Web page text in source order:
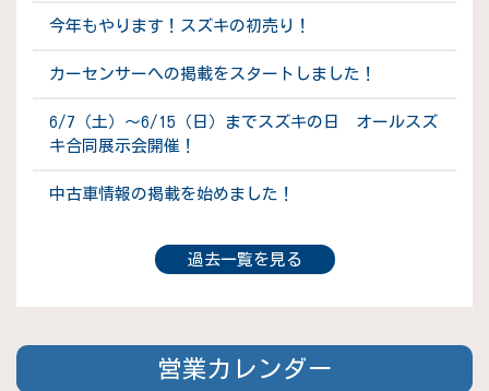
今年もやります！スズキの初売り！
カーセンサーへの掲載をスタートしました！
6/7（土）～6/15（日）までスズキの日 オールスズ
キ合同展示会開催！
中古車情報の掲載を始めました！
過去一覧を見る
営業カレンダー